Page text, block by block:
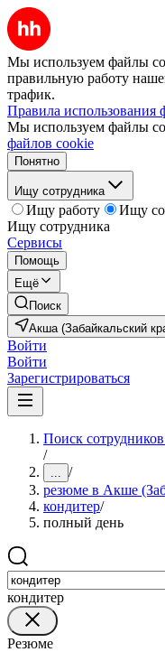
Мы используем файлы
правильную работу
трафик.
Правила использования
Мы используем файлы
файлов cookie
Понятно
Ищу сотрудника
Ищу работу
Ищу
Ищу сотрудника
Сервисы
Помощь
Ещё
Поиск
Акша (Забайкальский
Войти
Войти
Зарегистрироваться
Поиск
/
... /
резюме в Акше
кондитер/
полный день
кондитер
Резюме